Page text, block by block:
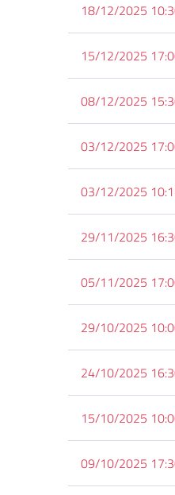
18/12/2025
15/12/2025
08/12/2025
03/12/2025
03/12/2025
29/11/2025
05/11/2025
29/10/2025
24/10/2025
15/10/2025
09/10/2025